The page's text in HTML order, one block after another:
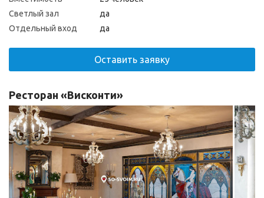
Светлый зал
да
Отдельный вход
да
Оставить заявку
Ресторан «Висконти»